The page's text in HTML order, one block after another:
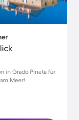
in Grado Pineta für
Meer!